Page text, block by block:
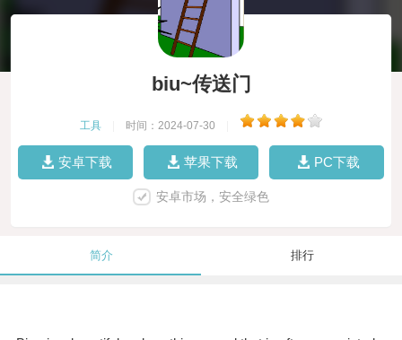
biu~传送门
工具 时间：2024-07-30
安卓下载 苹果下载 PC下载
安卓市场，安全绿色
简介 排行